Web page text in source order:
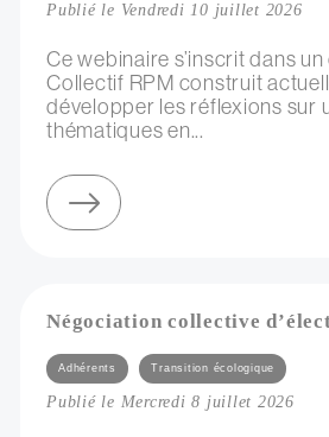
Publié le Vendredi 10 juillet 2026
Ce webinaire s’inscrit dans
Collectif RPM construit
développer les réflexions sur
thématiques en...
Négociation collective
Catégories
Adhérents Transition écologique
Publié le Mercredi 8 juillet 2026